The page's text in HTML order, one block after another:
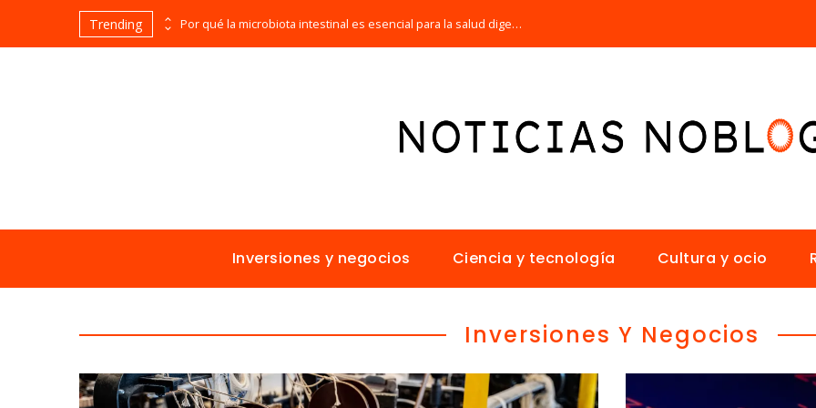
Trending Los imperios más ricos gracias al comercio antes de la era industrial Por qué la microbiota intestinal es esencial para la salud digestiva
Inversiones y negocios Ciencia y tecnología Cultura y ocio
Inversiones Y Negocios